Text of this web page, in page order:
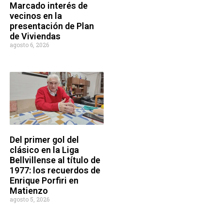
Marcado interés de
vecinos en la
presentación de Plan
de Viviendas
agosto 6, 2026
Del primer gol del
clásico en la Liga
Bellvillense al título de
1977: los recuerdos de
Enrique Porfiri en
Matienzo
agosto 5, 2026